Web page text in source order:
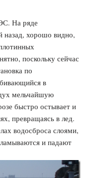
На ряде
назад, хорошо видно,
поскольку сейчас
по
в
мельчайшую
быстро остывает и
превращаясь в лед.
водосброса слоями,
и падают